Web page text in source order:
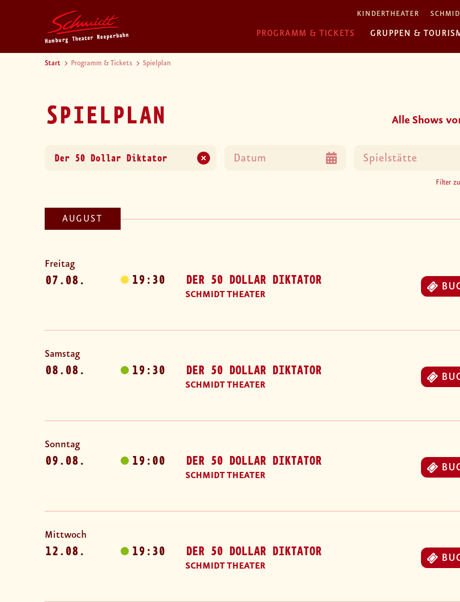
KINDERTHEATER
PROGRAMM & TICKETS GRUPPEN &
Start Programm & Tickets Spielplan
SPIELPLAN Alle Shows
Filter
AUGUST
Freitag
07.08. 19:30 DER 50 DOLLAR DIKTATOR
SCHMIDT THEATER
Samstag
08.08. 19:30 DER 50 DOLLAR DIKTATOR
SCHMIDT THEATER
Sonntag
09.08. 19:00 DER 50 DOLLAR DIKTATOR
SCHMIDT THEATER
Mittwoch
12.08. 19:30 DER 50 DOLLAR DIKTATOR
SCHMIDT THEATER